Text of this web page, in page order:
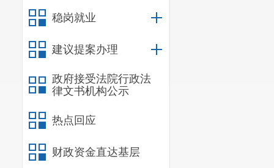
稳岗就业
建议提案办理
政府接受法院行政法
律文书机构公示
热点回应
财政资金直达基层